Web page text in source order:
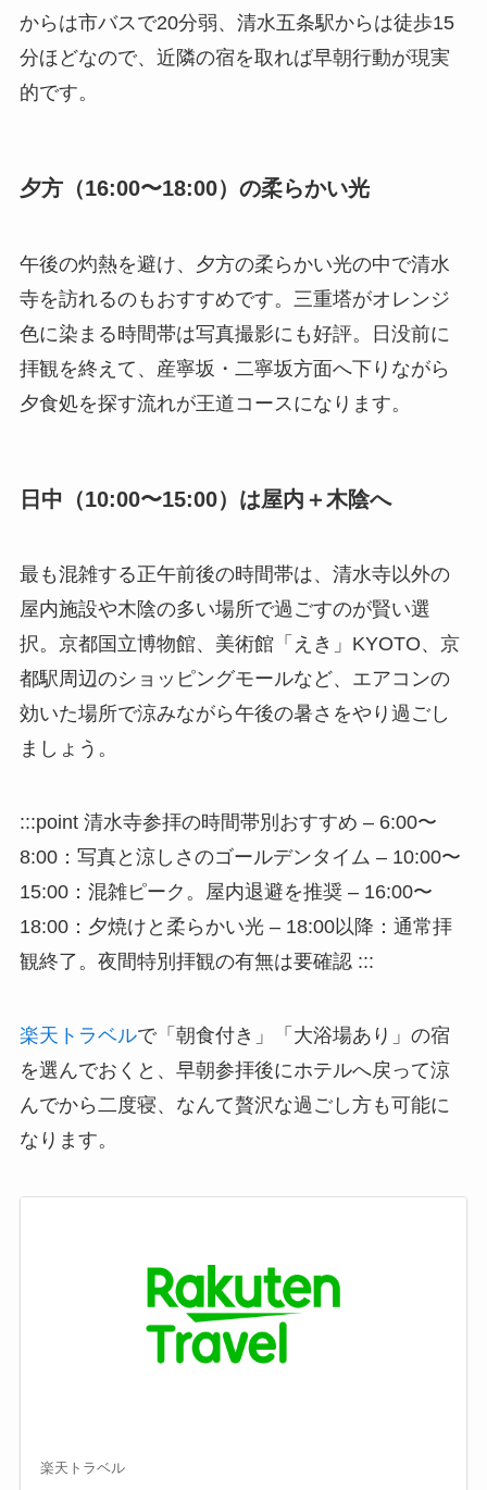
からは市バスで20分弱、清水五条駅からは徒歩15
分ほどなので、近隣の宿を取れば早朝行動が現実
的です。
夕方（16:00〜18:00）の柔らかい光
午後の灼熱を避け、夕方の柔らかい光の中で清水
寺を訪れるのもおすすめです。三重塔がオレンジ
色に染まる時間帯は写真撮影にも好評。日没前に
拝観を終えて、産寧坂・二寧坂方面へ下りながら
夕食処を探す流れが王道コースになります。
日中（10:00〜15:00）は屋内＋木陰へ
最も混雑する正午前後の時間帯は、清水寺以外の
屋内施設や木陰の多い場所で過ごすのが賢い選
択。京都国立博物館、美術館「えき」KYOTO、京
都駅周辺のショッピングモールなど、エアコンの
効いた場所で涼みながら午後の暑さをやり過ごし
ましょう。
:::point 清水寺参拝の時間帯別おすすめ – 6:00〜
8:00：写真と涼しさのゴールデンタイム – 10:00〜
15:00：混雑ピーク。屋内退避を推奨 – 16:00〜
18:00：夕焼けと柔らかい光 – 18:00以降：通常拝
観終了。夜間特別拝観の有無は要確認 :::
楽天トラベルで「朝食付き」「大浴場あり」の宿
を選んでおくと、早朝参拝後にホテルへ戻って涼
んでから二度寝、なんて贅沢な過ごし方も可能に
なります。
楽天トラベル